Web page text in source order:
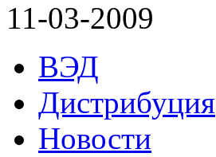
11-03-2009
ВЭД
Дистрибуция
Новости